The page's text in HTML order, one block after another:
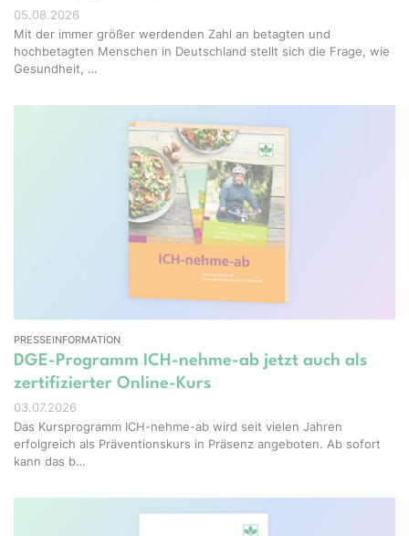
05.08.2026
Mit der immer größer werdenden Zahl an betagten und
hochbetagten Menschen in Deutschland stellt sich die Frage, wie
Gesundheit, …
PRESSEINFORMATION
DGE-Programm ICH-nehme-ab jetzt auch als
zertifizierter Online-Kurs
03.07.2026
Das Kursprogramm ICH-nehme-ab wird seit vielen Jahren
erfolgreich als Präventionskurs in Präsenz angeboten. Ab sofort
kann das b…